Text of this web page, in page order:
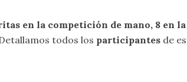
en la competición de mano, 8 en
todos los participantes de